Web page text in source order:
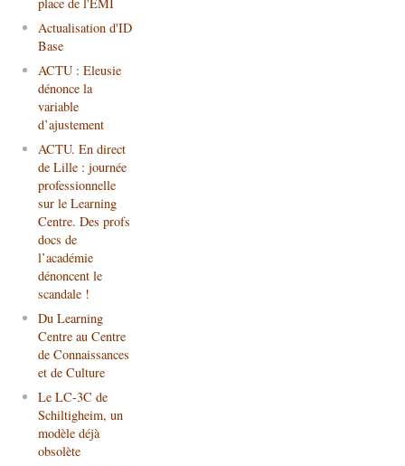
Actualisation d'ID
Base
ACTU : Eleusie
dénonce la
variable
d’ajustement
ACTU. En direct
de Lille : journée
professionnelle
sur le Learning
Centre. Des profs
docs de
l’académie
dénoncent le
scandale !
Du Learning
Centre au Centre
de Connaissances
et de Culture
Le LC-3C de
Schiltigheim, un
modèle déjà
obsolète